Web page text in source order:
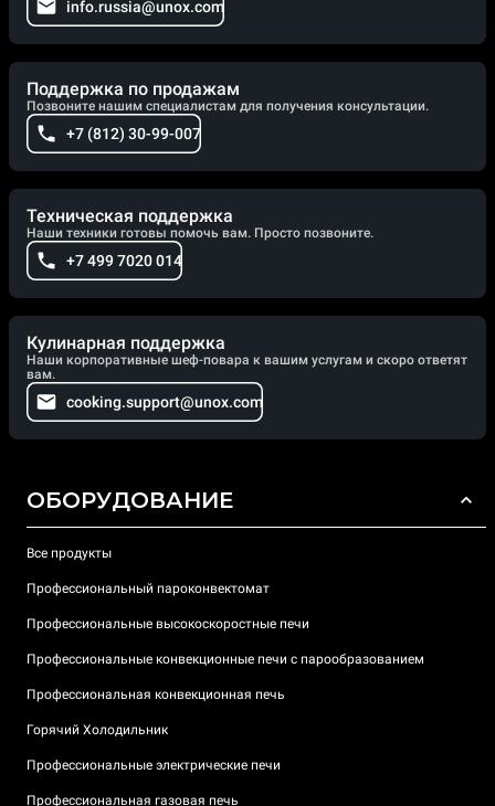
info.russia@unox.com
Поддержка по продажам
Позвоните нашим специалистам для получения консультации.
+7 (812) 30-99-007
Техническая поддержка
Наши техники готовы помочь вам. Просто позвоните.
+7 499 7020 014
Кулинарная поддержка
Наши корпоративные шеф-повара к вашим услугам и скоро ответят
вам.
cooking.support@unox.com
ОБОРУДОВАНИЕ
Все продукты
Профессиональный пароконвектомат
Профессиональные высокоскоростные печи
Профессиональные конвекционные печи с парообразованием
Профессиональная конвекционная печь
Горячий Холодильник
Профессиональные электрические печи
Профессиональная газовая печь